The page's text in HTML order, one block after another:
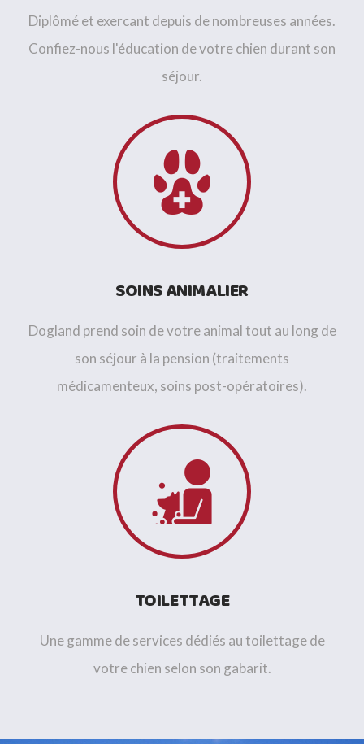
Diplômé et exercant depuis de nombreuses années.
Confiez-nous l'éducation de votre chien durant son
séjour.
SOINS ANIMALIER
Dogland prend soin de votre animal tout au long de
son séjour à la pension (traitements
médicamenteux, soins post-opératoires).
TOILETTAGE
Une gamme de services dédiés au toilettage de
votre chien selon son gabarit.